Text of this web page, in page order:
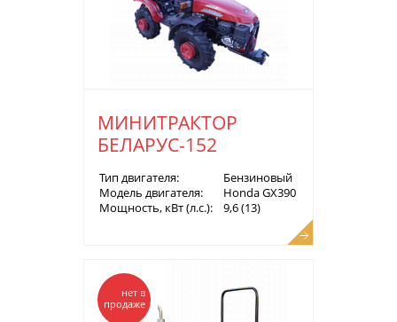
МИНИТРАКТОР
БЕЛАРУС-152
Тип двигателя:
Бензиновый
Модель двигателя:
Honda GX390
Мощность, кВт (л.с.):
9,6 (13)
нет в
продаже